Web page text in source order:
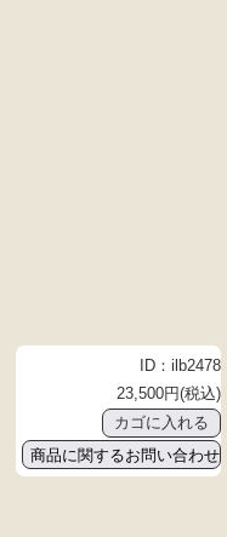
ID：ilb2478
23,500円(税込)
商品に関するお問い合わせ